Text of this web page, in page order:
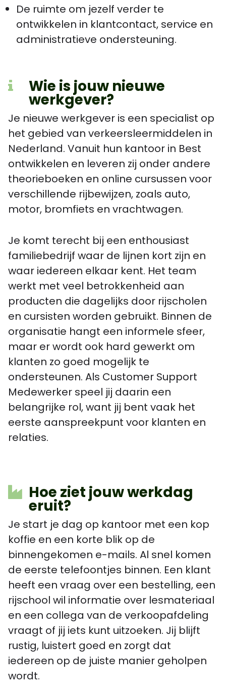
De ruimte om jezelf verder te
ontwikkelen in klantcontact, service en
administratieve ondersteuning.
Wie is jouw nieuwe
werkgever?
Je nieuwe werkgever is een specialist op
het gebied van verkeersleermiddelen in
Nederland. Vanuit hun kantoor in Best
ontwikkelen en leveren zij onder andere
theorieboeken en online cursussen voor
verschillende rijbewijzen, zoals auto,
motor, bromfiets en vrachtwagen.
Je komt terecht bij een enthousiast
familiebedrijf waar de lijnen kort zijn en
waar iedereen elkaar kent. Het team
werkt met veel betrokkenheid aan
producten die dagelijks door rijscholen
en cursisten worden gebruikt. Binnen de
organisatie hangt een informele sfeer,
maar er wordt ook hard gewerkt om
klanten zo goed mogelijk te
ondersteunen. Als Customer Support
Medewerker speel jij daarin een
belangrijke rol, want jij bent vaak het
eerste aanspreekpunt voor klanten en
relaties.
Hoe ziet jouw werkdag
eruit?
Je start je dag op kantoor met een kop
koffie en een korte blik op de
binnengekomen e-mails. Al snel komen
de eerste telefoontjes binnen. Een klant
heeft een vraag over een bestelling, een
rijschool wil informatie over lesmateriaal
en een collega van de verkoopafdeling
vraagt of jij iets kunt uitzoeken. Jij blijft
rustig, luistert goed en zorgt dat
iedereen op de juiste manier geholpen
wordt.